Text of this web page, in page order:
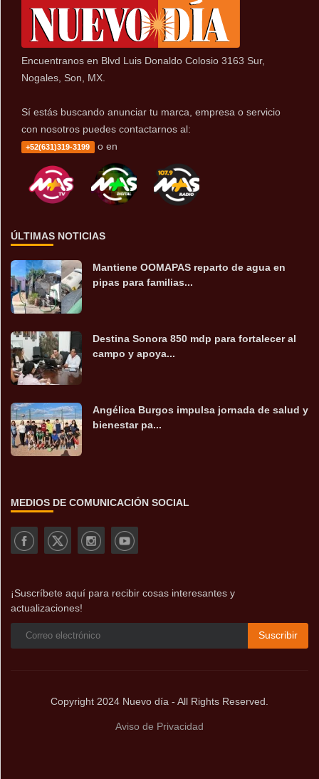
Encuentranos en Blvd Luis Donaldo Colosio 3163 Sur,
Nogales, Son, MX.
Sí estás buscando anunciar tu marca, empresa o servicio
con nosotros puedes contactarnos al:
+52(631)319-3199 o en
ÚLTIMAS NOTICIAS
Mantiene OOMAPAS reparto de agua en
pipas para familias...
Destina Sonora 850 mdp para fortalecer al
campo y apoya...
Angélica Burgos impulsa jornada de salud y
bienestar pa...
MEDIOS DE COMUNICACIÓN SOCIAL
¡Suscríbete aquí para recibir cosas interesantes y
actualizaciones!
Suscribir
Copyright 2024 Nuevo día - All Rights Reserved.
Aviso de Privacidad